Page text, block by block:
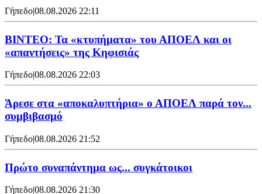
Γήπεδο|08.08.2026 22:11
ΒΙΝΤΕΟ: Τα «κτυπήματα» του ΑΠΟΕΛ και οι
«απαντήσεις» της Κηφισιάς
Γήπεδο|08.08.2026 22:03
Άρεσε στα «αποκαλυπτήρια» ο ΑΠΟΕΛ παρά τον...
συμβιβασμό
Γήπεδο|08.08.2026 21:52
Πρώτο συναπάντημα ως... συγκάτοικοι
Γήπεδο|08.08.2026 21:30